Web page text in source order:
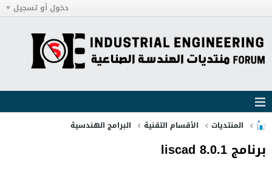
دخول أو تسجيل
المنتديات الأقسام التقنية البرامج الهندسية
برنامج liscad 8.0.1